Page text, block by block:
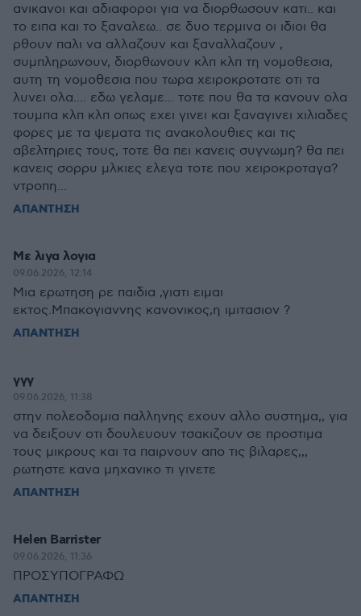
ανικανοι και αδιαφοροι για να διορθωσουν κατι.. και
το ειπα και το ξαναλεω.. σε δυο τερμινα οι ιδιοι θα
ρθουν παλι να αλλαζουν και ξαναλλαζουν ,
συμπληρωνουν, διορθωνουν κλπ κλπ τη νομοθεσια,
αυτη τη νομοθεσια που τωρα χειροκροτατε οτι τα
λυνει ολα.... εδω γελαμε... τοτε που θα τα κανουν ολα
τουμπα κλπ κλπ οπως εχει γινει και ξαναγινει χιλιαδες
φορες με τα ψεματα τις ανακολουθιες και τις
αβελτηριες τους, τοτε θα πει κανεις συγνωμη? θα πει
κανεις σορρυ μλκιες ελεγα τοτε που χειροκροταγα?
ντροπη...
ΑΠΑΝΤΗΣΗ
Με λιγα λογια
09.06.2026, 12:14
Μια ερωτηση ρε παιδια ,γιατι ειμαι
εκτος.Μπακογιαννης κανονικος,η ιμιτασιον ?
ΑΠΑΝΤΗΣΗ
γγγ
09.06.2026, 11:38
στην πολεοδομια παλληνης εχουν αλλο συστημα,, για
να δειξουν οτι δουλευουν τσακιζουν σε προστιμα
τους μικρους και τα παιρνουν απο τις βιλαρες,,,
ρωτηστε κανα μηχανικο τι γινετε
ΑΠΑΝΤΗΣΗ
Helen Barrister
09.06.2026, 11:36
ΠΡΟΣΥΠΟΓΡΑΦΩ
ΑΠΑΝΤΗΣΗ